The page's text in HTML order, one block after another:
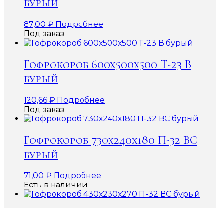
87,00 ₽ Подробнее
Под заказ
Гофрокороб 600х500х500 Т-23 В
бурый
120,66 ₽ Подробнее
Под заказ
Гофрокороб 730х240х180 П-32 ВС
бурый
71,00 ₽ Подробнее
Есть в наличии